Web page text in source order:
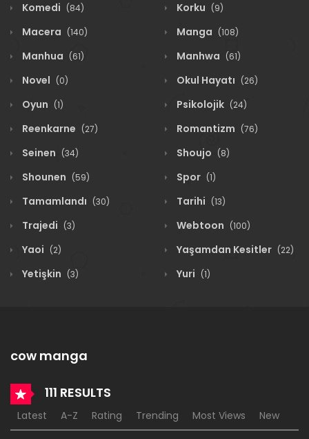
Komedi (84) Korku (9)
Macera (140) Manga (108)
Manhua (61) Manhwa (61)
Novel (0) Okul Hayatı (26)
Oyun (1) Psikolojik (24)
Reenkarne (27) Romantizm (76)
Seinen (34) Shoujo (8)
Shounen (59) Spor (1)
Tamamlandı (30) Tarihi (13)
Trajedi (3) Webtoon (100)
Yaoi (2) Yaşamdan Kesitler (22)
Yetişkin (3) Yuri (1)
cow manga
111 RESULTS
Latest A-Z Rating Trending Most Views New